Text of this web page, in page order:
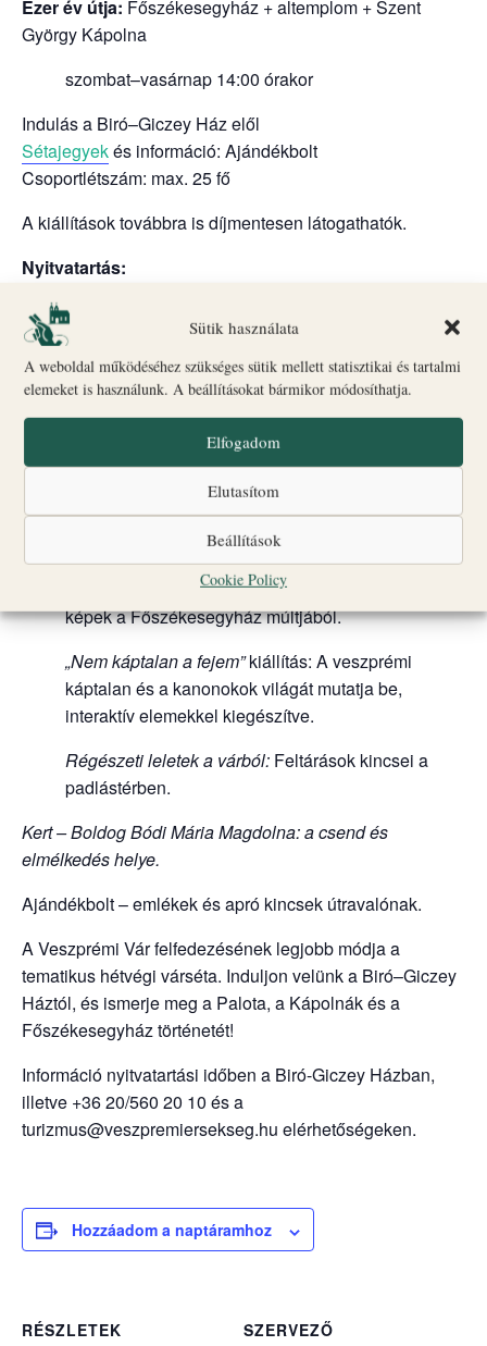
Sütik használata
A weboldal működéséhez szükséges sütik mellett statisztikai és tartalmi
elemeket is használunk. A beállításokat bármikor módosíthatja.
Elfogadom
Elutasítom
Beállítások
Cookie Policy
Ezer év útja: Főszékesegyház + altemplom + Szent
György Kápolna
szombat–vasárnap 14:00 órakor
Indulás a Biró–Giczey Ház elől
Sétajegyekés információ: Ajándékbolt
Csoportlétszám: max. 25 fő
A kiállítások továbbra is díjmentesen látogathatók.
Nyitvatartás:
Kiállítások: kedd–péntek 17:00–19:00, szombat–
vasárnap 10:00–18:00
Ajándékbolt: szombat–vasárnap 10:00–18:00
Kiállítások:
Bogáncs és liliom – Magdolnák virágai :Mária
Magdolna alakja a művészetben és hitben.
Barokk kori tárgyak, történetek és
képek a Főszékesegyház múltjából.
„Nem káptalan a fejem”kiállítás: A veszprémi
káptalan és a kanonokok világát mutatja be,
interaktív elemekkel kiegészítve.
Régészeti leletek a várból: Feltárások kincsei a
padlástérben.
Kert – Boldog Bódi Mária Magdolna: a csend és
elmélkedés helye.
Ajándékbolt – emlékek és apró kincsek útravalónak.
A Veszprémi Vár felfedezésének legjobb módja a
tematikus hétvégi várséta. Induljon velünk a Biró–Giczey
Háztól, és ismerje meg a Palota, a Kápolnák és a
Főszékesegyház történetét!
Információ nyitvatartási időben a Biró-Giczey Házban,
illetve +36 20/560 20 10 és a
turizmus@veszpremiersekseg.hu elérhetőségeken.
Hozzáadom a naptáramhoz
RÉSZLETEK
SZERVEZŐ